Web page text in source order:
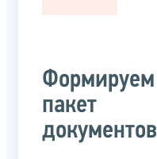
Формируем
пакет
документов